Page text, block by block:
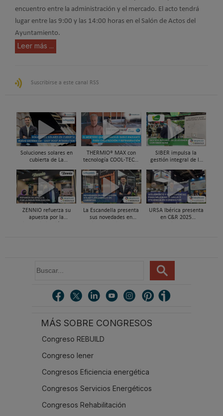
encuentro entre la administración y el mercado. El acto tendrá
lugar entre las 9:00 y las 14:00 horas en el Salón de Actos del
Ayuntamiento.
Leer más ...
Suscribirse a este canal RSS
Soluciones solares en
cubierta de La
Sistema ERI, Easy Roof
Integration
THERMIO® MAX con
tecnología COOL-TEC®,
el suelo radiante -
refrescante
SIBER impulsa la
gestión integral de la
en REBUILD 2026
ZENNIO refuerza su
apuesta por la
La Escandella presenta
sus novedades en
URSA Ibérica presenta
en C&R 2025
u
MÁS SOBRE CONGRESOS
Congreso REBUILD
Congreso Iener
Congresos Eficiencia energética
Congresos Servicios Energéticos
Congresos Rehabilitación